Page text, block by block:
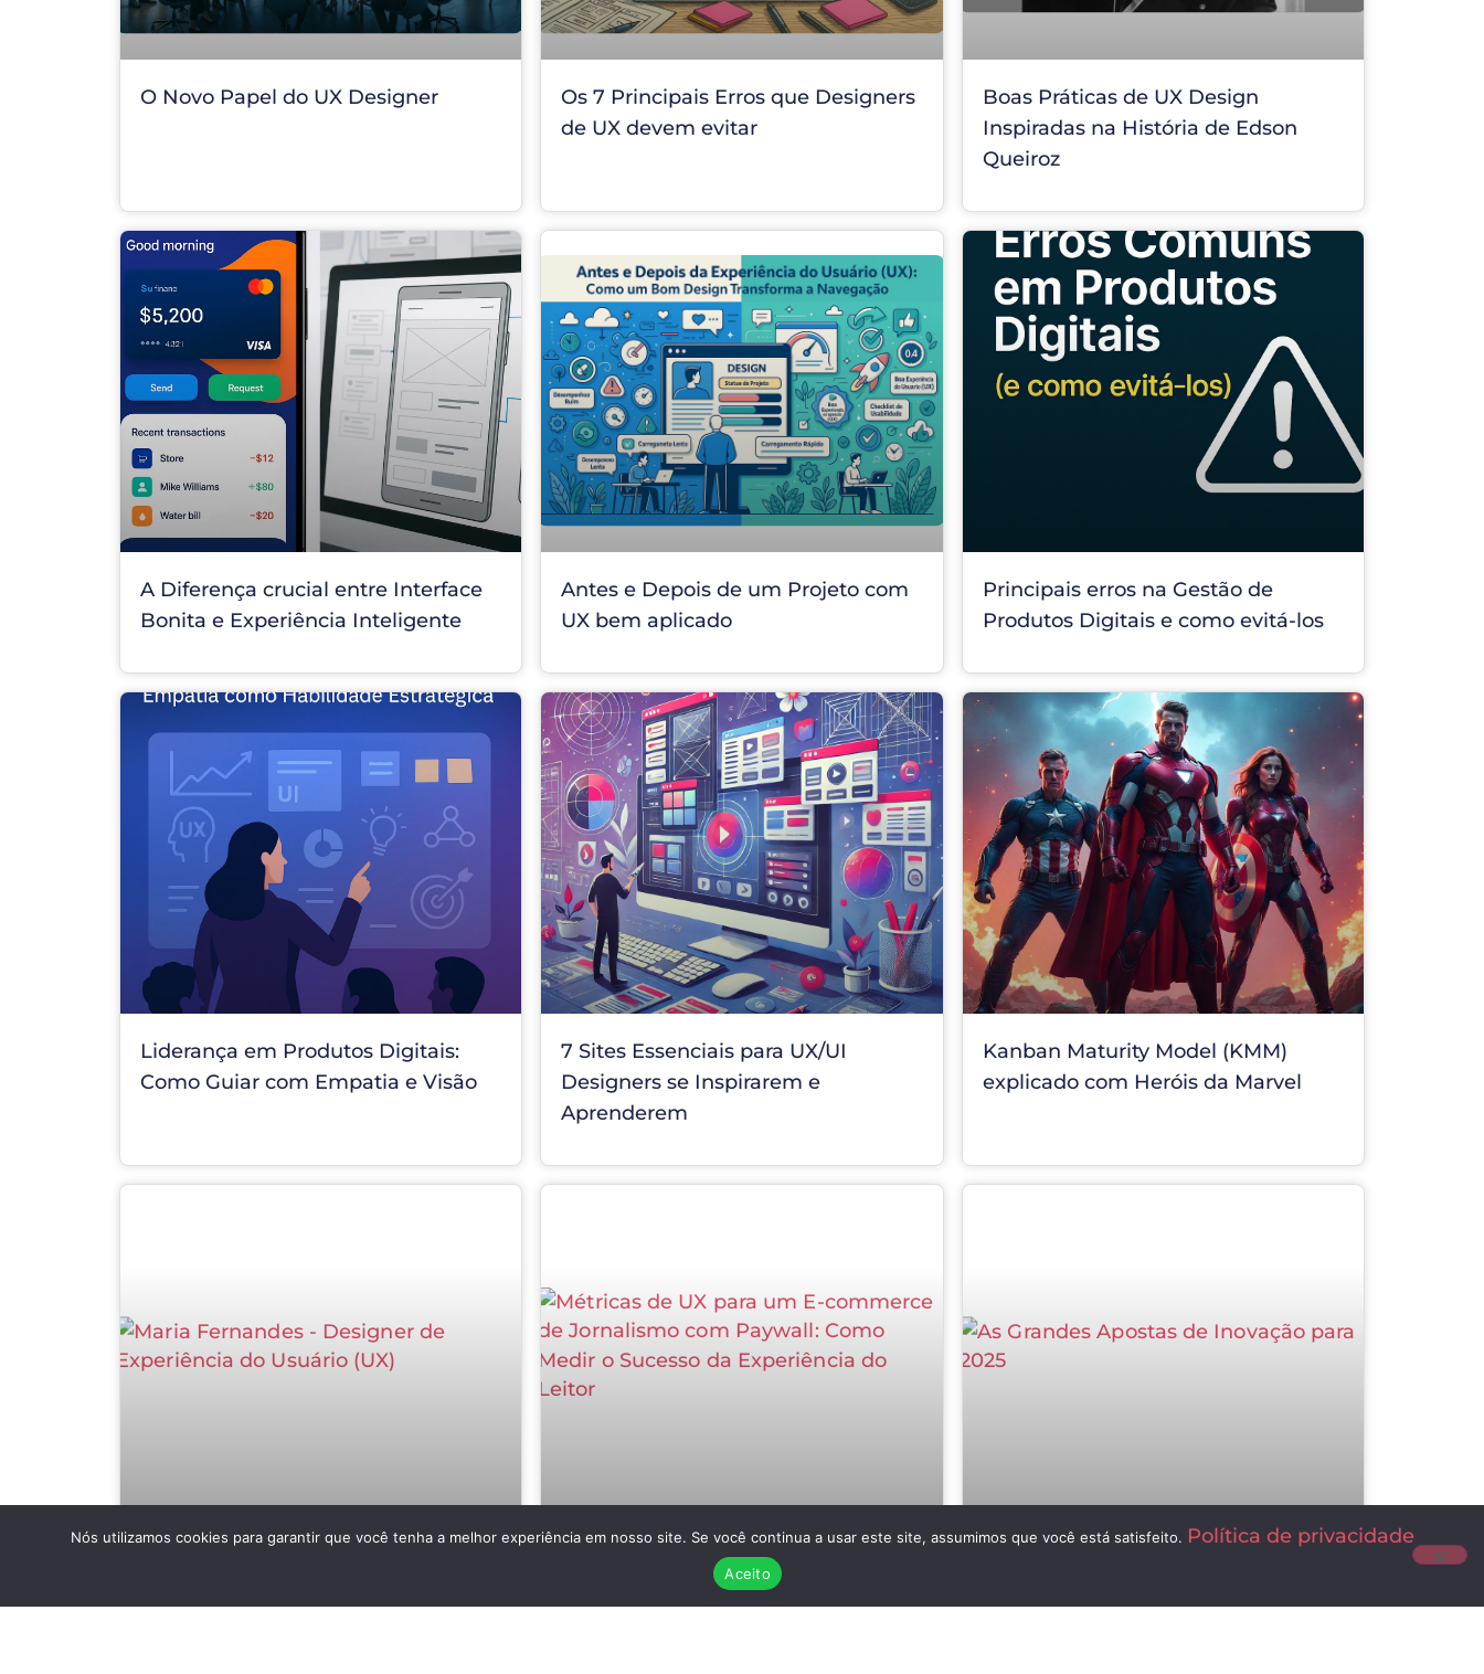
O Novo Papel do UX Designer
Os 7 Principais Erros que Designers
de UX devem evitar
Boas Práticas de UX Design
Inspiradas na História de Edson
Queiroz
A Diferença crucial entre Interface
Bonita e Experiência Inteligente
Antes e Depois de um Projeto com
UX bem aplicado
Principais erros na Gestão de
Produtos Digitais e como evitá-los
Liderança em Produtos Digitais:
Como Guiar com Empatia e Visão
7 Sites Essenciais para UX/UI
Designers se Inspirarem e
Aprenderem
Kanban Maturity Model (KMM)
explicado com Heróis da Marvel
O que eu faria se estivesse
Métricas de UX para um E-
commerce de Jornalismo com
Paywall: Como Medir o Sucesso da
As Grandes Apostas de Inovação
Nós utilizamos cookies para garantir que você tenha a melhor experiência em nosso site. Se você continua a usar este site, assumimos que você está satisfeito. Política de privacidade
Aceito